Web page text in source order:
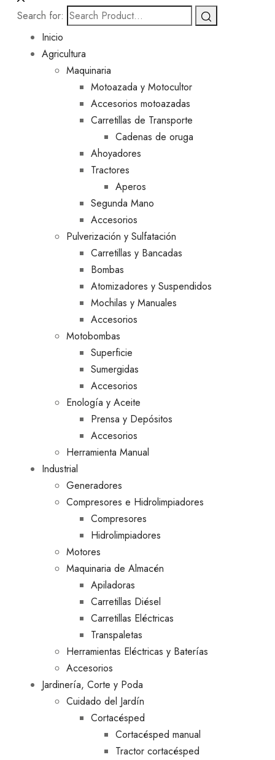
Search for:
Inicio
Agricultura
Maquinaria
Motoazada y Motocultor
Accesorios motoazadas
Carretillas de Transporte
Cadenas de oruga
Ahoyadores
Tractores
Aperos
Segunda Mano
Accesorios
Pulverización y Sulfatación
Carretillas y Bancadas
Bombas
Atomizadores y Suspendidos
Mochilas y Manuales
Accesorios
Motobombas
Superficie
Sumergidas
Accesorios
Enología y Aceite
Prensa y Depósitos
Accesorios
Herramienta Manual
Industrial
Generadores
Compresores e Hidrolimpiadores
Compresores
Hidrolimpiadores
Motores
Maquinaria de Almacén
Apiladoras
Carretillas Diésel
Carretillas Eléctricas
Transpaletas
Herramientas Eléctricas y Baterías
Accesorios
Jardinería, Corte y Poda
Cuidado del Jardín
Cortacésped
Cortacésped manual
Tractor cortacésped